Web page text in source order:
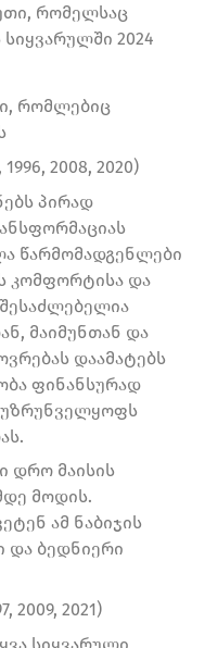
რომელსაც
2024
რომლებიც
2008, 2020)
პირად
წარმომადგენლები
კომფორტისა და
მაიმუნთან და
დაამატებს
ფინანსურად
უზრუნველყოფს
დრო მაისის
მოდის.
ამ ნაბიჯის
და ბედნიერი
2009, 2021)
სიყვარული